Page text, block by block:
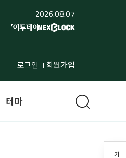
2026.08.07
로그인 회원가입
가
테마